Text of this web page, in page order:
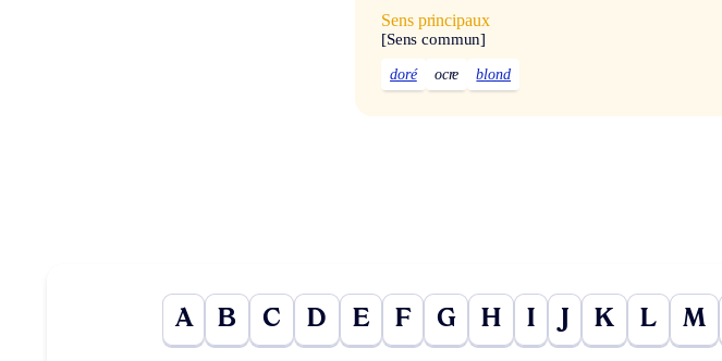
Sens principaux
[Sens commun]
doré ocre blond
A B C D E F G H I K L M